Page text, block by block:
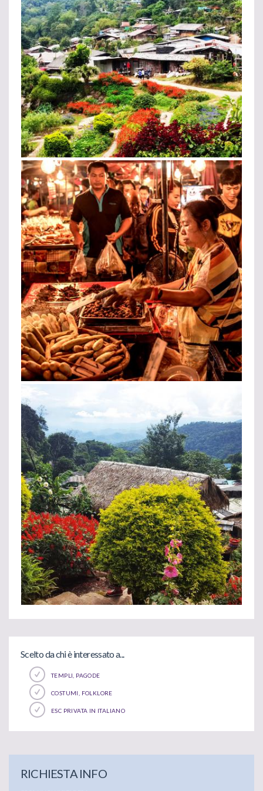
Scelto da chi è interessato a...
TEMPLI, PAGODE
COSTUMI, FOLKLORE
ESC PRIVATA IN ITALIANO
RICHIESTA INFO